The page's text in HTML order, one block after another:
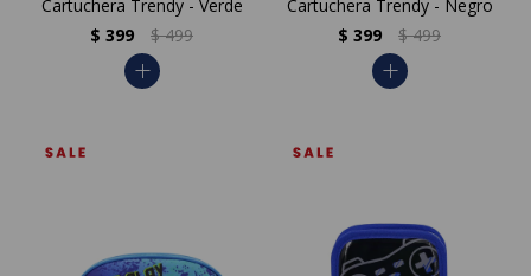
Cartuchera Trendy - Verde
$ 399 $ 499
add
Cartuchera Trendy - Negro
$ 399 $ 499
add